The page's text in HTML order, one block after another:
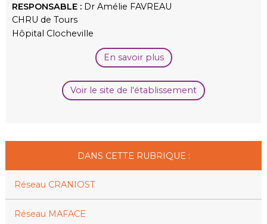
RESPONSABLE : Dr Amélie FAVREAU
CHRU de Tours
Hôpital Clocheville
En savoir plus
Voir le site de l'établissement
DANS CETTE RUBRIQUE :
Réseau CRANIOST
Réseau MAFACE